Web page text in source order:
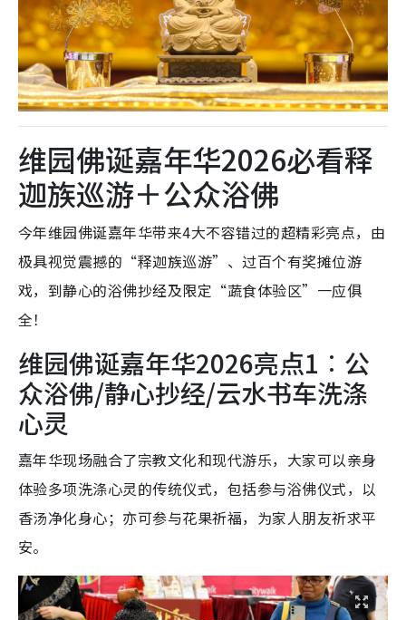
维园佛诞嘉年华2026必看释
迦族巡游＋公众浴佛
今年维园佛诞嘉年华带来4大不容错过的超精彩亮点，由
极具视觉震撼的“释迦族巡游”、过百个有奖摊位游
戏，到静心的浴佛抄经及限定“蔬食体验区”一应俱
全！
维园佛诞嘉年华2026亮点1︰公
众浴佛/静心抄经/云水书车洗涤
心灵
嘉年华现场融合了宗教文化和现代游乐，大家可以亲身
体验多项洗涤心灵的传统仪式，包括参与浴佛仪式，以
香汤净化身心；亦可参与花果祈福，为家人朋友祈求平
安。